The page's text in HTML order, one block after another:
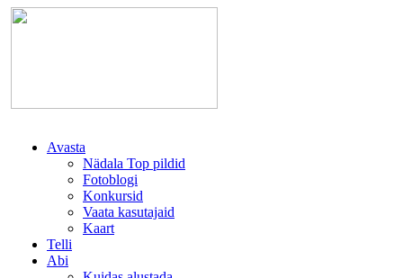
Avasta
Nädala Top pildid
Fotoblogi
Konkursid
Vaata kasutajaid
Kaart
Telli
Abi